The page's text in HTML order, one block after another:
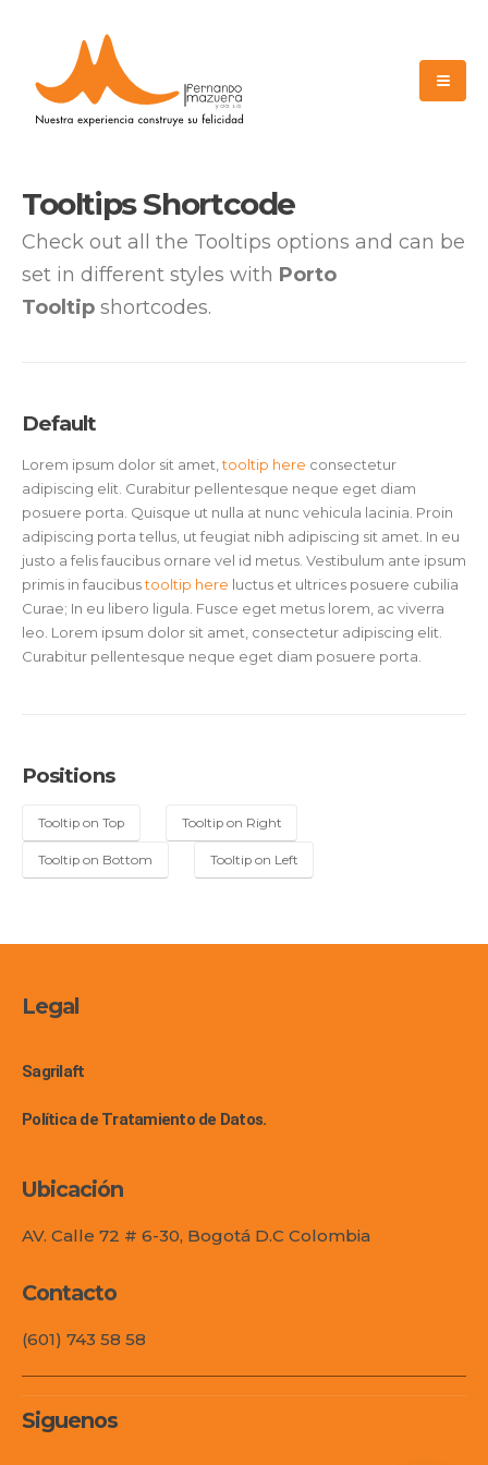
Tooltips Shortcode
Check out all the Tooltips options and can be
set in different styles with Porto
Tooltip shortcodes.
Default
Lorem ipsum dolor sit amet,tooltip here consectetur
adipiscing elit. Curabitur pellentesque neque eget diam
posuere porta. Quisque ut nulla at nunc vehicula lacinia. Proin
adipiscing porta tellus, ut feugiat nibh adipiscing sit amet. In eu
justo a felis faucibus ornare vel id metus. Vestibulum ante ipsum
primis in faucibustooltip here luctus et ultrices posuere cubilia
Curae; In eu libero ligula. Fusce eget metus lorem, ac viverra
leo. Lorem ipsum dolor sit amet, consectetur adipiscing elit.
Curabitur pellentesque neque eget diam posuere porta.
Positions
Tooltip on Top Tooltip on Right
Tooltip on Bottom Tooltip on Left
Legal
Sagrilaft
Política de Tratamiento de Datos.
Ubicación
AV. Calle 72 # 6-30, Bogotá D.C Colombia
Contacto
(601) 743 58 58
Siguenos